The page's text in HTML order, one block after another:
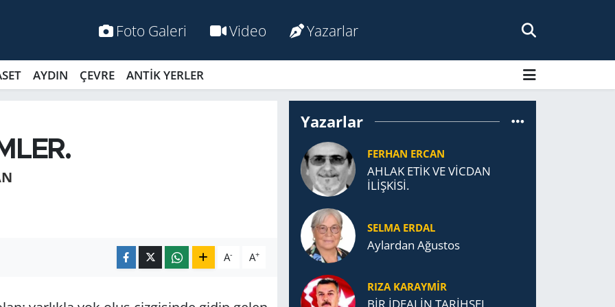
Foto Galeri Video Yazarlar
AYDIN ÇEVRE ANTİK YERLER
A- A+
Yazarlar
FERHAN ERCAN
AHLAK ETİK VE VİCDAN
İLİŞKİSİ.
SELMA ERDAL
Aylardan Ağustos
RIZA KARAYMIR